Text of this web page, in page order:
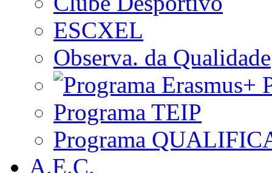
ESCXEL
Observa. da Qualidade
Programa TEIP
Programa
A.E.C.